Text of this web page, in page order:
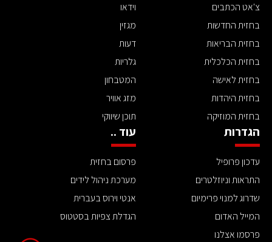
צ'אט הכתבים
בחזית החדשות
בחזית הבריאות
בחזית הכלכלית
בחזית לאישה
בחזית היהדות
בחזית המוזיקה
וידאו
מגזין
דעות
גלריות
המטבחון
מזג אוויר
תוכן שיווקי
הגדרות
עדכון פרופיל
התראות וניוזלטרים
שדרוג למנוי פרימיום
המייל האדום
פרסמו אצלנו
עוד ..
פרסום בחזית
מערכת ניהול לידים
אנטי וירוס בעברית
הגדלת צפיות בסטטוס